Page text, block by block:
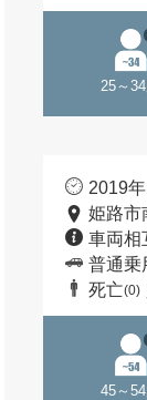
25～
2019
姫路市
車両相
普通乗
死亡(0)
45～